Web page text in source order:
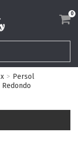
0
x
Persol
Redondo